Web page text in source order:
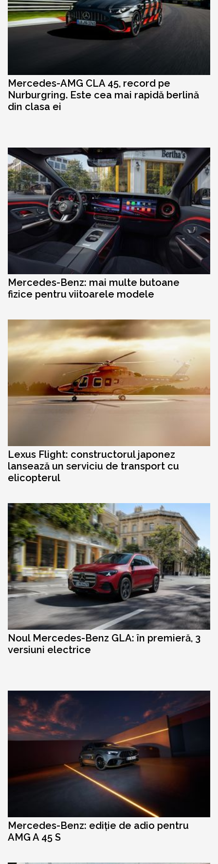
Mercedes-AMG CLA 45, record pe
Nurburgring. Este cea mai rapidă berlină
din clasa ei
Mercedes-Benz: mai multe butoane
fizice pentru viitoarele modele
Lexus Flight: constructorul japonez
lansează un serviciu de transport cu
elicopterul
Noul Mercedes-Benz GLA: în premieră, 3
versiuni electrice
Mercedes-Benz: ediție de adio pentru
AMG A 45 S